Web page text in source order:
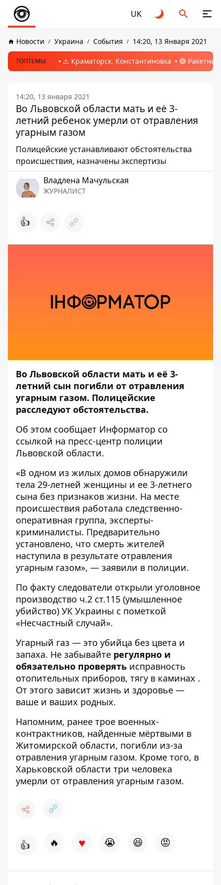
UK
Новости Украина События 14:20, 13 Января 2021
ТОПТЕМЫ: ⚠️ Краматорск, Константиновка 🔴
14:20, 13 января 2021
Во Львовской области мать и её 3-
летний ребенок умерли от отравления
угарным газом
Полицейские устанавливают обстоятельства
происшествия, назначены экспертизы
Владлена Мачульская
ЖУРНАЛИСТ
👍
Во Львовской области мать и её 3-
летний сын погибли от отравления
угарным газом. Полицейские
расследуют обстоятельства.
Об этом сообщает Информатор со
ссылкой на пресс-центр полиции
Львовской области.
«В одном из жилых домов обнаружили
тела 29-летней женщины и ее 3-летнего
сына без признаков жизни. На месте
происшествия работала следственно-
оперативная группа, эксперты-
криминалисты. Предварительно
установлено, что смерть жителей
наступила в результате отравления
угарным газом», — заявили в полиции.
По факту следователи открыли уголовное
производство ч.2 ст.115 (умышленное
убийство) УК Украины с пометкой
«Несчастный случай».
Угарный газ — это убийца без цвета и
запаха. Не забывайте регулярно и
обязательно проверять исправность
отопительных приборов, тягу в каминах .
От этого зависит жизнь и здоровье —
ваше и ваших родных.
Напомним, ранее трое военных-
контрактников, найденные мёртвыми в
Житомирской области, погибли из-за
отравления угарным газом. Кроме того, в
Харьковской области три человека
умерли от отравления угарным газом.
👍 🔥 ♥ 😭 😆 😡